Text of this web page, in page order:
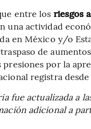
entre los riesgos
una actividad
en México y/o
de
presiones por la
registra
fue actualizada a
adicional a